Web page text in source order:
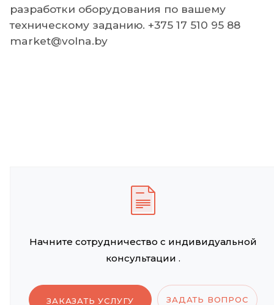
разработки оборудования по вашему
техническому заданию. +375 17 510 95 88
market@volna.by
Начните сотрудничество с индивидуальной
консультации .
ЗАКАЗАТЬ УСЛУГУ ЗАДАТЬ ВОПРОС